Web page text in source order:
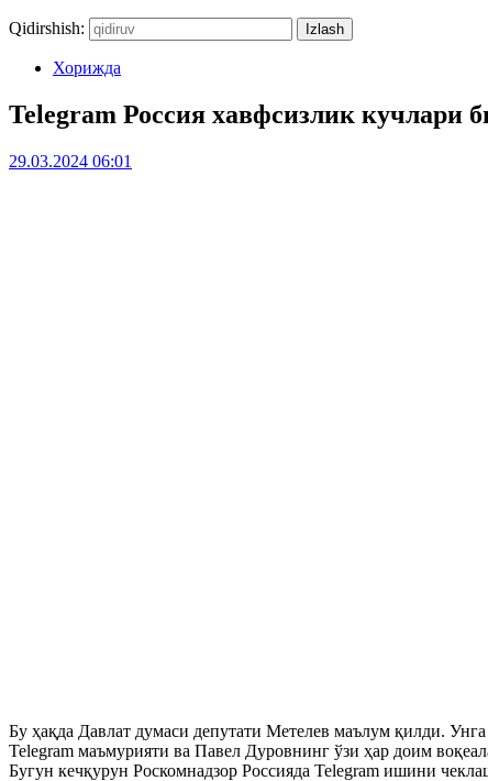
Qidirshish:
Хорижда
Telegram Россия хавфсизлик кучлари
29.03.2024 06:01
Бу ҳақда Давлат думаси депутати Метелев маълум қилди.
Telegram маъмурияти ва Павел Дуровнинг ўзи ҳар доим
Бугун кечқурун Роскомнадзор Россияда Telegram ишини